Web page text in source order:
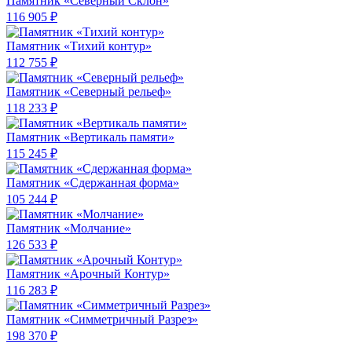
116 905 ₽
Памятник «Тихий контур»
112 755 ₽
Памятник «Северный рельеф»
118 233 ₽
Памятник «Вертикаль памяти»
115 245 ₽
Памятник «Сдержанная форма»
105 244 ₽
Памятник «Молчание»
126 533 ₽
Памятник «Арочный Контур»
116 283 ₽
Памятник «Симметричный Разрез»
198 370 ₽